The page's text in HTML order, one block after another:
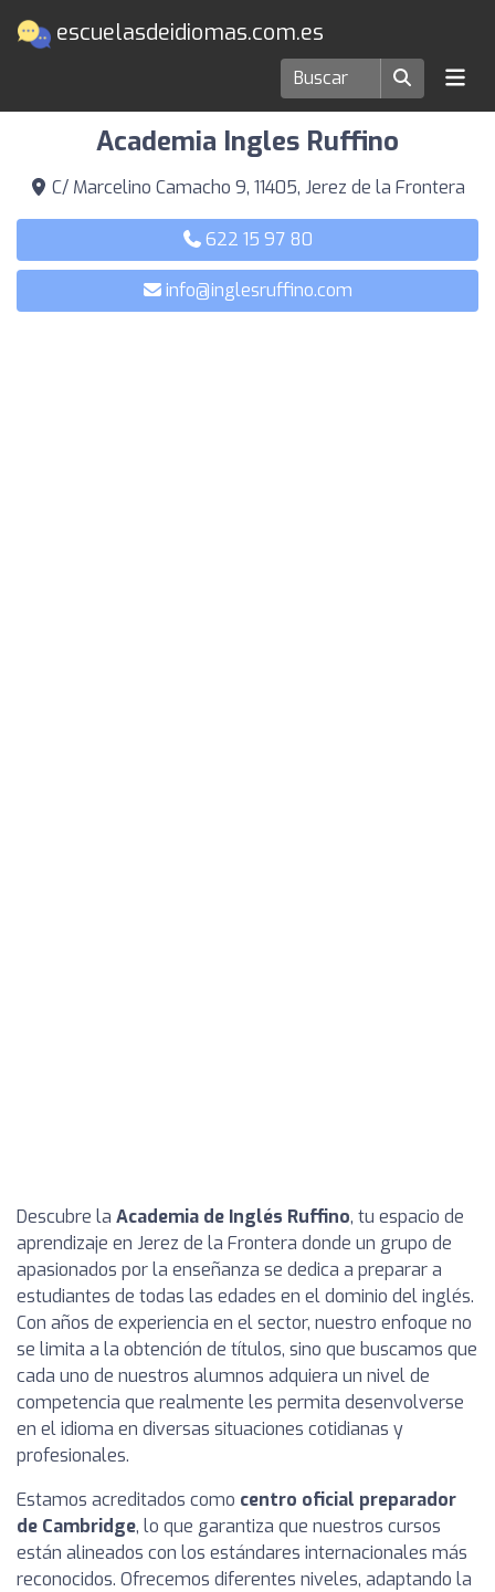
escuelasdeidiomas.com.es
Escuelas de idiomas en Jerez de la Frontera
Academia Ingles Ruffino
C/ Marcelino Camacho 9, 11405, Jerez de la Frontera
622 15 97 80
info@inglesruffino.com
Descubre la Academia de Inglés Ruffino, tu espacio de
aprendizaje en Jerez de la Frontera donde un grupo de
apasionados por la enseñanza se dedica a preparar a
estudiantes de todas las edades en el dominio del inglés.
Con años de experiencia en el sector, nuestro enfoque no
se limita a la obtención de títulos, sino que buscamos que
cada uno de nuestros alumnos adquiera un nivel de
competencia que realmente les permita desenvolverse
en el idioma en diversas situaciones cotidianas y
profesionales.
Estamos acreditados como centro oficial preparador
de Cambridge, lo que garantiza que nuestros cursos
están alineados con los estándares internacionales más
reconocidos. Ofrecemos diferentes niveles, adaptando la